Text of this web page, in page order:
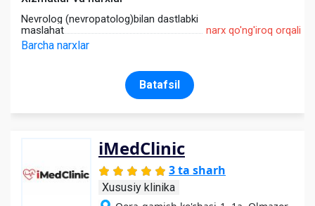
Nevrolog (nevropatolog)bilan dastlabki
maslahat
narx qo'ng'iroq orqali
Barcha narxlar
Batafsil
iMedClinic
3 ta sharh
Xususiy klinika